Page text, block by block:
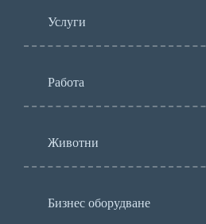
Услуги
Работа
Животни
Бизнес оборудване